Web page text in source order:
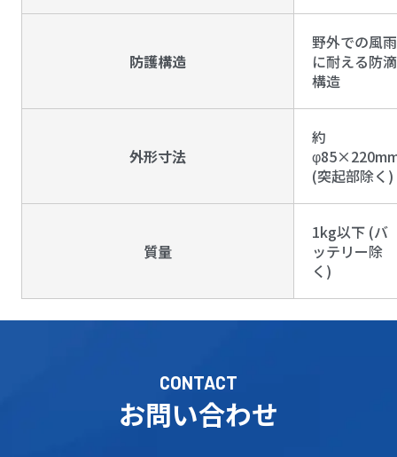
防護構造
野外での風雨
に耐える防滴
構造
外形寸法
約
(突起部除く)
質量
1kg以下 (バ
ッテリー除
く)
CONTACT
お問い合わせ